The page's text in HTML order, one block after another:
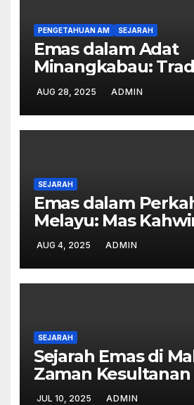
PENGETAHUAN AM SEJARAH
Emas dalam Adat
Minangkabau:
Makna
AUG 28, 2025 ADMIN
SEJARAH
Emas dalam
Melayu: Mas
Hantaran
AUG 4, 2025 ADMIN
SEJARAH
Sejarah Emas di
Zaman
Kini
JUL 10, 2025 ADMIN